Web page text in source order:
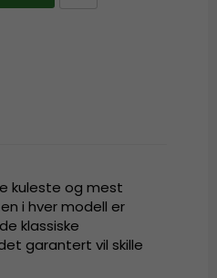
kuleste og mest
i hver modell er
klassiske
garantert vil skille